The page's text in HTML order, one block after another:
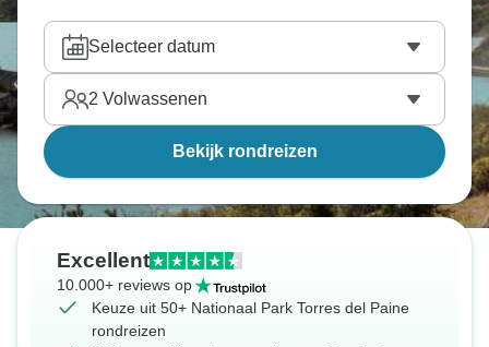
Selecteer datum
2 Volwassenen
Bekijk rondreizen
Excellent
10.000+ reviews op
Keuze uit 50+ Nationaal Park Torres del Paine
rondreizen